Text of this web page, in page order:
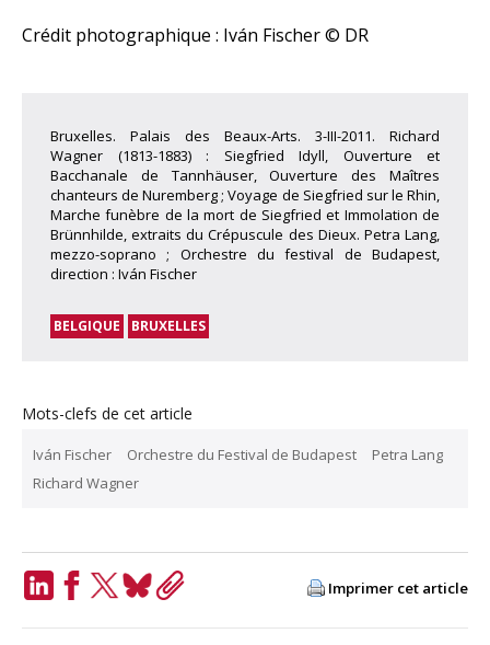
Crédit photographique : Iván Fischer © DR
Bruxelles. Palais des Beaux-Arts. 3-III-2011. Richard
Wagner (1813-1883) : Siegfried Idyll, Ouverture et
Bacchanale de Tannhäuser, Ouverture des Maîtres
chanteurs de Nuremberg ; Voyage de Siegfried sur le Rhin,
Marche funèbre de la mort de Siegfried et Immolation de
Brünnhilde, extraits du Crépuscule des Dieux. Petra Lang,
mezzo-soprano ; Orchestre du festival de Budapest,
direction : Iván Fischer
BELGIQUE BRUXELLES
Mots-clefs de cet article
Iván Fischer Orchestre du Festival de Budapest
Petra Lang
Richard Wagner
Imprimer cet article